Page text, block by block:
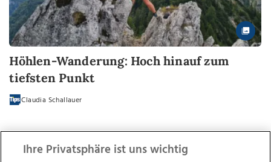
Höhlen-Wanderung: Hoch hinauf zum
tiefsten Punkt
Claudia Schallauer
Ihre Privatsphäre ist uns wichtig